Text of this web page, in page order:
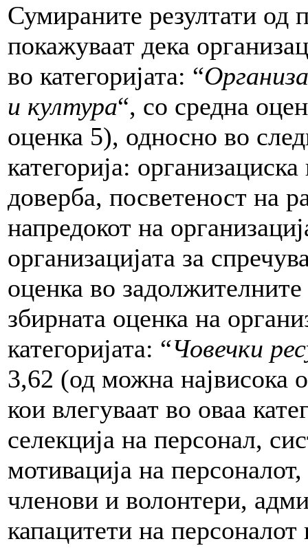
Сумираните резултати од
покажуваат дека
во категоријата: “
и култура“, со средна
оценка 5), односно во
категорија:
доверба, посветеност на
напредокот на
организацијата за
оценка во
збирната оценка на
категоријата: “Човечки
3,62 (од можна највисока
кои влегуваат во оваа
селекција на персонал,
мотивација на
членови и волонтери,
капацитети на